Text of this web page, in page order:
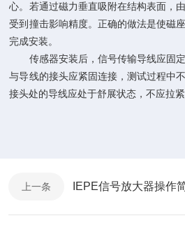
心。若通过磁力垂直吸附在结构表面，
受到撞击影响精度。正确的做法是使磁
完成安装。
传感器安装后，信号传输导线应固定
与导线的接头应紧固连接，测试过程中
接头处的导线应处于舒展状态，不应拉紧
上一条 IEPE信号放大器操作